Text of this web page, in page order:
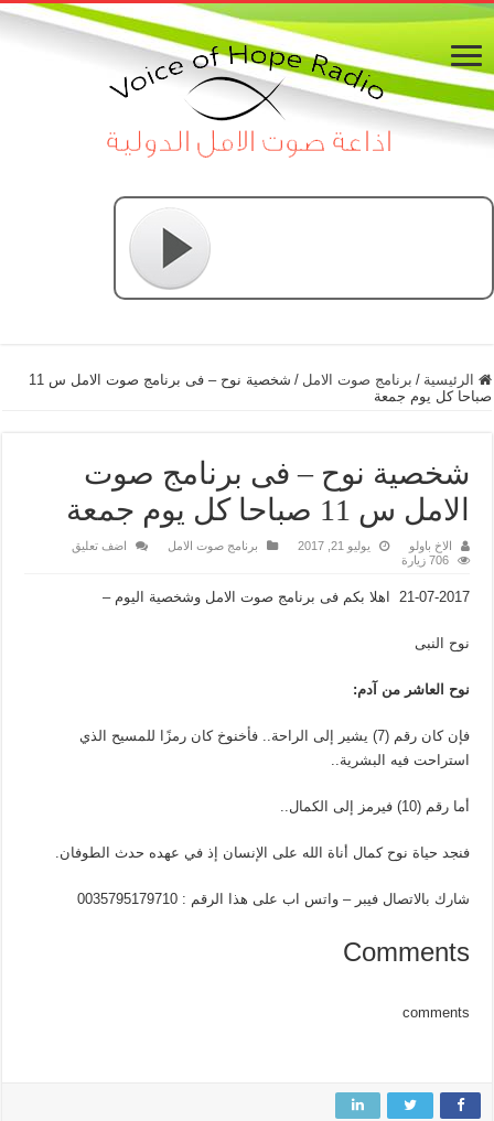
الرئيسية / برنامج صوت الامل /
شخصية نوح – فى برنامج صوت الامل س 11
صباحا كل يوم جمعة
شخصية نوح – فى برنامج صوت
الامل س 11 صباحا كل يوم جمعة
الاخ باولو يوليو 21, 2017 برنامج صوت الامل
اضف تعليق
706 زيارة
21-07-2017 اهلا بكم فى برنامج صوت الامل وشخصية اليوم –
نوح النبى
نوح العاشر من آدم:
فإن كان رقم (7) يشير إلى الراحة.. فأخنوخ كان رمزًا للمسيح الذي
استراحت فيه البشرية..
أما رقم (10) فيرمز إلى الكمال..
فنجد حياة نوح كمال أناة الله على الإنسان إذ في عهده حدث الطوفان.
شارك بالاتصال فيبر – واتس اب على هذا الرقم : 0035795179710
Comments
comments